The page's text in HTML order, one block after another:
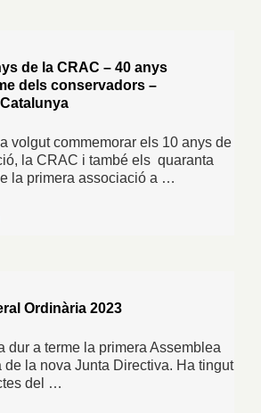
de la CRAC – 40 anys
dels conservadors –
volgut commemorar els 10 anys de
la CRAC i també els quaranta
la primera associació a …
Ordinària 2023
dur a terme la primera Assemblea
de la nova Junta Directiva. Ha tingut
del …